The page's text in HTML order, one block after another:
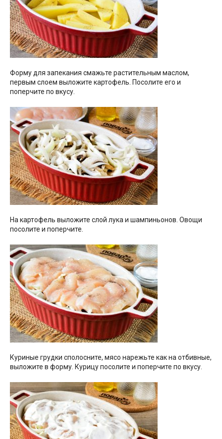
Форму для запекания смажьте растительным маслом,
первым слоем выложите картофель. Посолите его и
поперчите по вкусу.
На картофель выложите слой лука и шампиньонов. Овощи
посолите и поперчите.
Куриные грудки сполосните, мясо нарежьте как на отбивные,
выложите в форму. Курицу посолите и поперчите по вкусу.